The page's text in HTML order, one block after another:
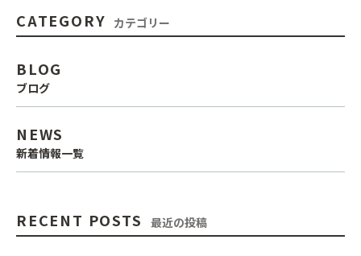
CATEGORY カテゴリー
BLOG
ブログ
NEWS
新着情報一覧
RECENT POSTS 最近の投稿